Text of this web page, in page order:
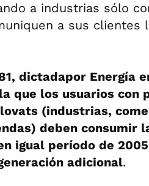
a industrias sólo
a sus clientes
dictadapor Energía
que los usuarios con
(industrias,
deben consumir
igual período de
adicional.